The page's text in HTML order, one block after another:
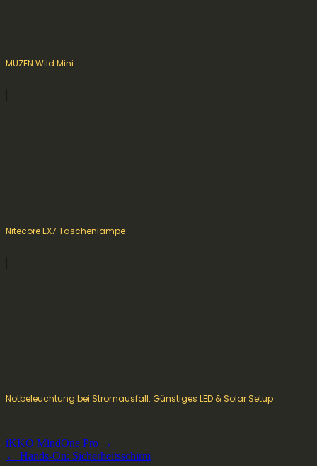
MUZEN Wild Mini
Nitecore EX7 Taschenlampe
Notbeleuchtung bei Stromausfall: Günstiges LED & Solar Setup
Beitragsnavigation
iKKO MindOne Pro →
← Hands-On: Sicherheitsschirm